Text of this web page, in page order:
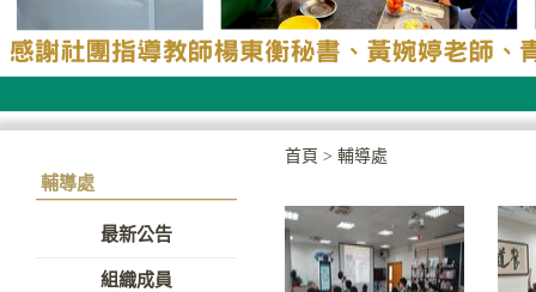
輔導處
最新公告
組織成員
首頁 > 輔導處